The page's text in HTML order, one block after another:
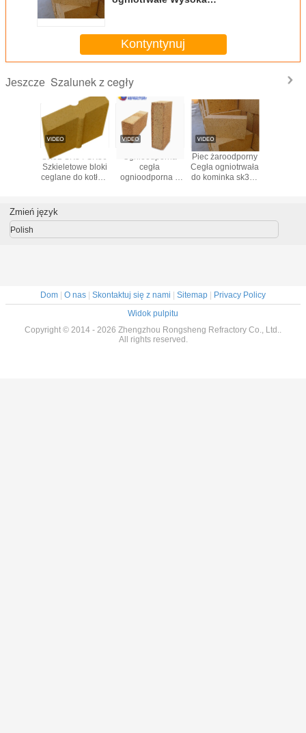
Kontyntynuj
Jeszcze Szalunek z cegły
Cegły ogniotrwałe
z cementu
ogniotrwałego
Piec Industrial
Fireclay Brick
Tunelowe cegiełki
ogniotrwałe
Zmień język
Polish
Dom | O nas | Skontaktuj się z nami | Sitemap | Privacy Policy
Widok pulpitu
Copyright © 2014 - 2026 Zhengzhou Rongsheng Refractory Co., Ltd..
All rights reserved.